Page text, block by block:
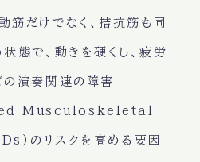
筋だけでなく、拮抗筋も同
態で、動きを硬くし、疲労
の演奏関連の障害
Musculoskeletal
のリスクを高める要因